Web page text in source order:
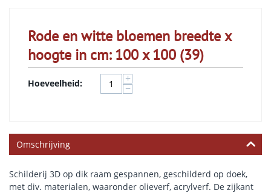
Rode en witte bloemen breedte x
hoogte in cm: 100 x 100 (39)
Hoeveelheid: +
−
Omschrijving
Schilderij 3D op dik raam gespannen, geschilderd op doek,
met div. materialen, waaronder olieverf, acrylverf. De zijkant